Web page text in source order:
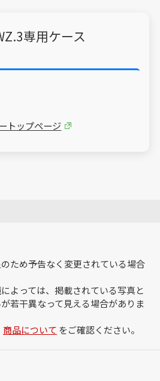
専用ケース
トップページ
ため予告なく変更されている場合
よっては、掲載されている写真と
若干異なって見える場合がありま
商品について をご確認ください。